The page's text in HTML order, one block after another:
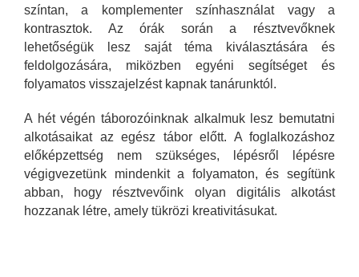
színtan, a komplementer színhasználat vagy a
kontrasztok. Az órák során a résztvevőknek
lehetőségük lesz saját téma kiválasztására és
feldolgozására, miközben egyéni segítséget és
folyamatos visszajelzést kapnak tanárunktól.
A hét végén táborozóinknak alkalmuk lesz bemutatni
alkotásaikat az egész tábor előtt. A foglalkozáshoz
előképzettség nem szükséges, lépésről lépésre
végigvezetünk mindenkit a folyamaton, és segítünk
abban, hogy résztvevőink olyan digitális alkotást
hozzanak létre, amely tükrözi kreativitásukat.